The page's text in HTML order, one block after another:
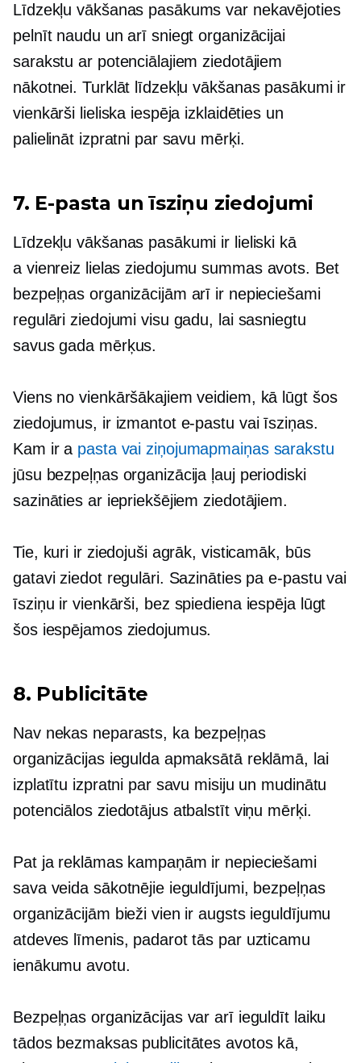
Līdzekļu vākšanas pasākums var nekavējoties
pelnīt naudu un arī sniegt organizācijai
sarakstu ar potenciālajiem ziedotājiem
nākotnei. Turklāt līdzekļu vākšanas pasākumi ir
vienkārši lieliska iespēja izklaidēties un
palielināt izpratni par savu mērķi.
7. E-pasta un īsziņu ziedojumi
Līdzekļu vākšanas pasākumi ir lieliski kā
a vienreiz lielas ziedojumu summas avots. Bet
bezpeļņas organizācijām arī ir nepieciešami
regulāri ziedojumi visu gadu, lai sasniegtu
savus gada mērķus.
Viens no vienkāršākajiem veidiem, kā lūgt šos
ziedojumus, ir izmantot e-pastu vai īsziņas.
Kam ir a pasta vai ziņojumapmaiņas sarakstu
jūsu bezpeļņas organizācija ļauj periodiski
sazināties ar iepriekšējiem ziedotājiem.
Tie, kuri ir ziedojuši agrāk, visticamāk, būs
gatavi ziedot regulāri. Sazināties pa e-pastu vai
īsziņu ir vienkārši, bez spiedienaiespēja lūgt
šos iespējamos ziedojumus.
8. Publicitāte
Nav nekas neparasts, ka bezpeļņas
organizācijas iegulda apmaksātā reklāmā, lai
izplatītu izpratni par savu misiju un mudinātu
potenciālos ziedotājus atbalstīt viņu mērķi.
Pat ja reklāmas kampaņām ir nepieciešami
sava veida sākotnējie ieguldījumi, bezpeļņas
organizācijām bieži vien ir augsts ieguldījumu
atdeves līmenis, padarot tās par uzticamu
ienākumu avotu.
Bezpeļņas organizācijas var arī ieguldīt laiku
tādos bezmaksas publicitātes avotos kā,